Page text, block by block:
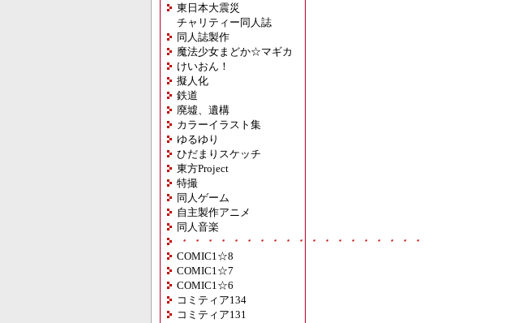
東日本大震災
チャリティー同人誌
同人誌製作
魔法少女まどか☆マギカ
けいおん！
擬人化
鉄道
廃墟、遺構
カラーイラスト集
ゆるゆり
ひだまりスケッチ
東方Project
特撮
同人ゲーム
自主製作アニメ
同人音楽
・・・・・・・・・・・・・・・・・・・
COMIC1☆8
COMIC1☆7
COMIC1☆6
コミティア134
コミティア131